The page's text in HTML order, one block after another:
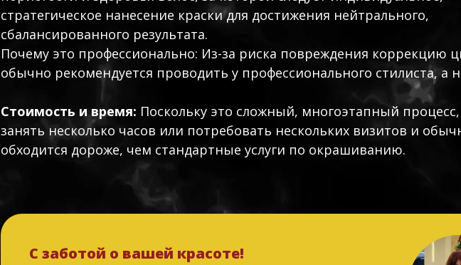
стратегическое нанесение краски для достижения нейтрального,
сбалансированного результата.
Почему это профессионально: Из-за риска повреждения коррекцию
обычно рекомендуется проводить у профессионального стилиста, а
Стоимость и время: Поскольку это сложный, многоэтапный
занять несколько часов или потребовать нескольких визитов и
обходится дороже, чем стандартные услуги по окрашиванию.
С заботой о вашей красоте!